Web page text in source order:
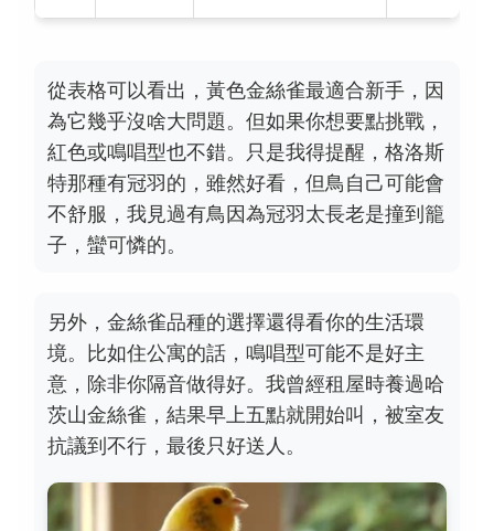
從表格可以看出，黃色金絲雀最適合新手，因
為它幾乎沒啥大問題。但如果你想要點挑戰，
紅色或鳴唱型也不錯。只是我得提醒，格洛斯
特那種有冠羽的，雖然好看，但鳥自己可能會
不舒服，我見過有鳥因為冠羽太長老是撞到籠
子，蠻可憐的。
另外，金絲雀品種的選擇還得看你的生活環
境。比如住公寓的話，鳴唱型可能不是好主
意，除非你隔音做得好。我曾經租屋時養過哈
茨山金絲雀，結果早上五點就開始叫，被室友
抗議到不行，最後只好送人。